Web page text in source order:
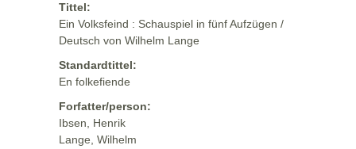
Tittel:
Ein Volksfeind : Schauspiel in fünf Aufzügen /
Deutsch von Wilhelm Lange
Standardtittel:
En folkefiende
Forfatter/person:
Ibsen, Henrik
Lange, Wilhelm